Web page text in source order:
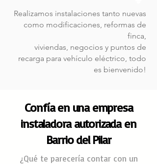
Realizamos instalaciones tanto nuevas
como modificaciones, reformas de
finca,
viviendas, negocios y puntos de
recarga para vehículo eléctrico, todo
es bienvenido!
Confía en una empresa
instaladora autorizada en
Barrio del Pilar
¿Qué te parecería contar con un